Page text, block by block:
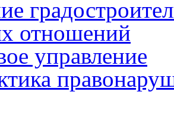
отношений
управление